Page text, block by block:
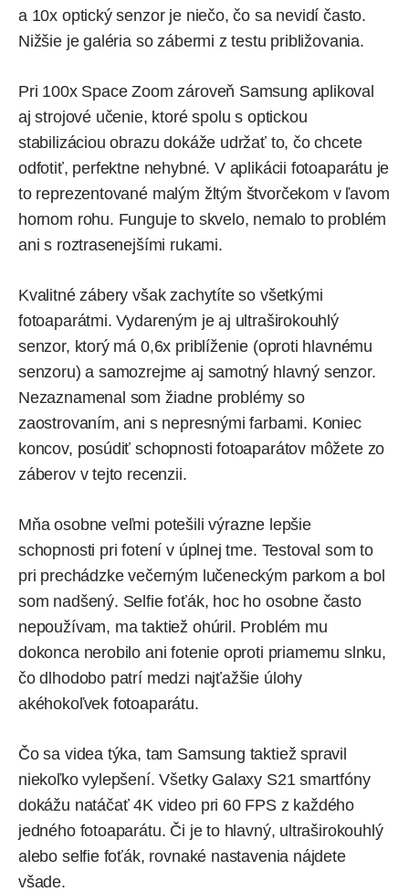
a 10x optický senzor je niečo, čo sa nevidí často.
Nižšie je galéria so zábermi z testu približovania.
Pri 100x Space Zoom zároveň Samsung aplikoval
aj strojové učenie, ktoré spolu s optickou
stabilizáciou obrazu dokáže udržať to, čo chcete
odfotiť, perfektne nehybné. V aplikácii fotoaparátu je
to reprezentované malým žltým štvorčekom v ľavom
hornom rohu. Funguje to skvelo, nemalo to problém
ani s roztrasenejšími rukami.
Kvalitné zábery však zachytíte so všetkými
fotoaparátmi. Vydareným je aj ultraširokouhlý
senzor, ktorý má 0,6x priblíženie (oproti hlavnému
senzoru) a samozrejme aj samotný hlavný senzor.
Nezaznamenal som žiadne problémy so
zaostrovaním, ani s nepresnými farbami. Koniec
koncov, posúdiť schopnosti fotoaparátov môžete zo
záberov v tejto recenzii.
Mňa osobne veľmi potešili výrazne lepšie
schopnosti pri fotení v úplnej tme. Testoval som to
pri prechádzke večerným lučeneckým parkom a bol
som nadšený. Selfie foťák, hoc ho osobne často
nepoužívam, ma taktiež ohúril. Problém mu
dokonca nerobilo ani fotenie oproti priamemu slnku,
čo dlhodobo patrí medzi najťažšie úlohy
akéhokoľvek fotoaparátu.
Čo sa videa týka, tam Samsung taktiež spravil
niekoľko vylepšení. Všetky Galaxy S21 smartfóny
dokážu natáčať 4K video pri 60 FPS z každého
jedného fotoaparátu. Či je to hlavný, ultraširokouhlý
alebo selfie foťák, rovnaké nastavenia nájdete
všade.